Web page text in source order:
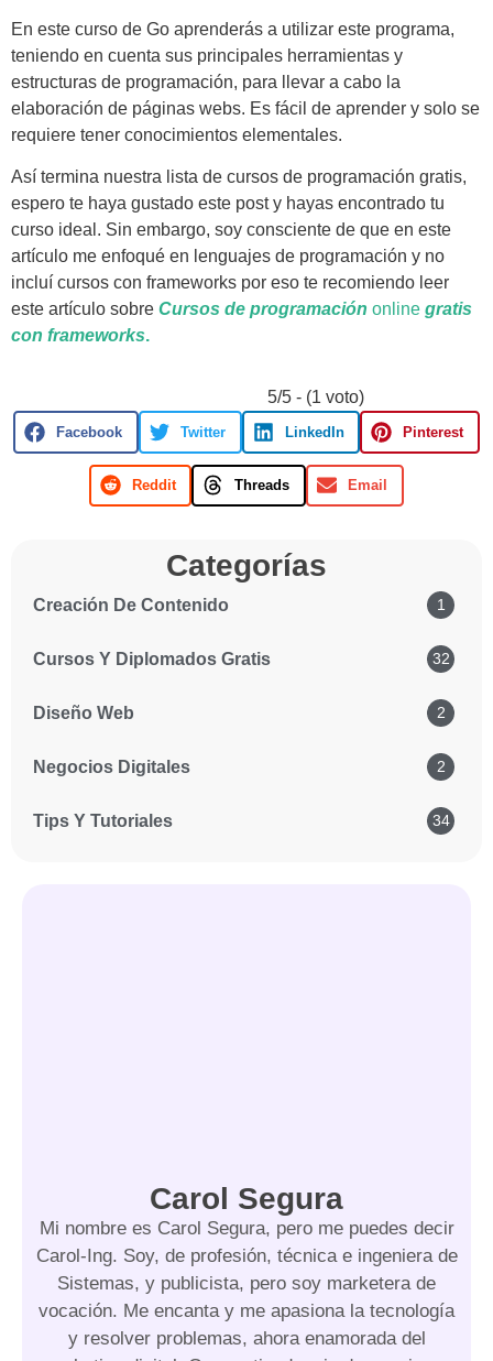
En este curso de Go aprenderás a utilizar este programa,
teniendo en cuenta sus principales herramientas y
estructuras de programación, para llevar a cabo la
elaboración de páginas webs. Es fácil de aprender y solo se
requiere tener conocimientos elementales.
Así termina nuestra lista de cursos de programación gratis,
espero te haya gustado este post y hayas encontrado tu
curso ideal. Sin embargo, soy consciente de que en este
artículo me enfoqué en lenguajes de programación y no
incluí cursos con frameworks por eso te recomiendo leer
este artículo sobre Cursos de programación online gratis
con frameworks.
5/5 - (1 voto)
Facebook Twitter LinkedIn Pinterest
Reddit Threads Email
Categorías
Creación De Contenido 1
Cursos Y Diplomados Gratis 32
Diseño Web 2
Negocios Digitales 2
Tips Y Tutoriales 34
Carol Segura
Mi nombre es Carol Segura, pero me puedes decir
Carol-Ing. Soy, de profesión, técnica e ingeniera de
Sistemas, y publicista, pero soy marketera de
vocación. Me encanta y me apasiona la tecnología
y resolver problemas, ahora enamorada del